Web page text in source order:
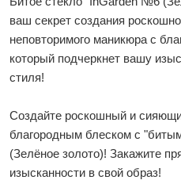
ваш секрет создания
неповторимого маникюра с
который подчеркнет вашу
стиля!
Создайте роскошный и
благородным блеском с
(Зелёное золото)! Закажите
изысканности в свой образ!